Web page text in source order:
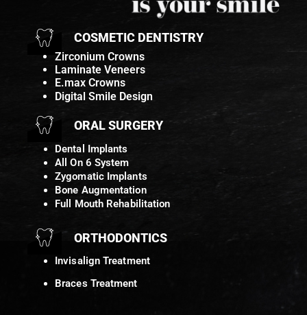
COSMETIC DENTISTRY
Zirconium Crowns
Laminate Veneers
E.max Crowns
Digital Smile Design
ORAL SURGERY
Dental Implants
All On 6 System
Zygomatic Implants
Bone Augmentation
Full Mouth Rehabilitation
ORTHODONTICS
Invisalign Treatment
Braces Treatment